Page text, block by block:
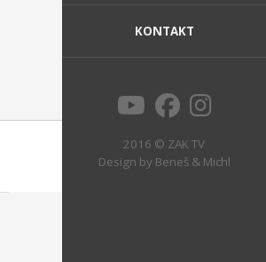
KONTAKT
2016 © ZAK TV
Design by Beneš & Michl